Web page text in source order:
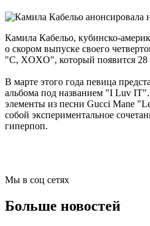
Камила Кабельо, кубинско-
о скором выпуске своего
"C, XOXO", который появится
В марте этого года певица
альбома под названием "I Luv
элементы из песни Gucci Mane
собой экспериментальное
гиперпоп.
Мы в соц сетях
Больше новостей